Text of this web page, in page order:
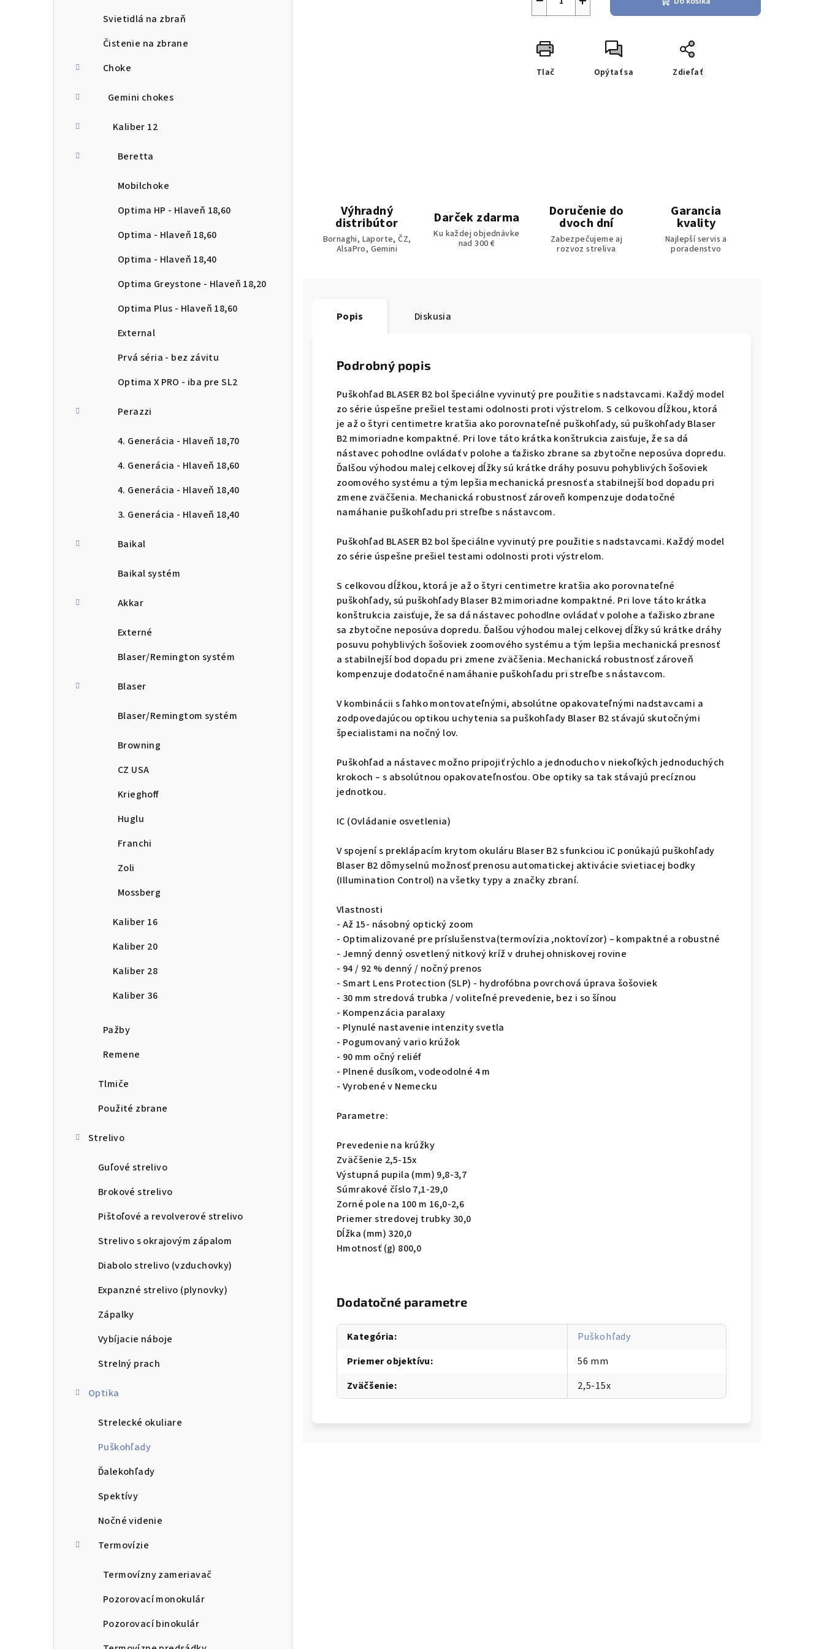
Svietidlá na zbraň
Čistenie na zbrane
Choke
Gemini chokes
Kaliber 12
Beretta
Mobilchoke
Optima HP - Hlaveň 18,60
Optima - Hlaveň 18,60
Optima - Hlaveň 18,40
Optima Greystone - Hlaveň 18,20
Optima Plus - Hlaveň 18,60
External
Prvá séria - bez závitu
Optima X PRO - iba pre SL2
Perazzi
4. Generácia - Hlaveň 18,70
4. Generácia - Hlaveň 18,60
4. Generácia - Hlaveň 18,40
3. Generácia - Hlaveň 18,40
Baikal
Baikal systém
Akkar
Externé
Blaser/Remington systém
Blaser
Blaser/Remingtom systém
Browning
CZ USA
Krieghoff
Huglu
Franchi
Zoli
Mossberg
Kaliber 16
Kaliber 20
Kaliber 28
Kaliber 36
Pažby
Remene
Tlmiče
Použité zbrane
Strelivo
Guľové strelivo
Brokové strelivo
Pištoľové a revolverové strelivo
Strelivo s okrajovým zápalom
Diabolo strelivo (vzduchovky)
Expanzné strelivo (plynovky)
Zápalky
Vybíjacie náboje
Strelný prach
Optika
Strelecké okuliare
Puškohľady
Ďalekohľady
Spektívy
Nočné videnie
Termovízie
Termovízny zameriavač
Pozorovací monokulár
Pozorovací binokulár
Tlač Opýtať sa Zdieľať
Výhradný
distribútor
Bornaghi, Laporte, ČZ,
AlsaPro, Gemini
Darček zdarma
Ku každej objednávke
nad 300 €
Doručenie do
dvoch dní
Zabezpečujeme aj
rozvoz streliva
Garancia
kvality
Najlepší servis a
poradenstvo
Popis Diskusia
Podrobný popis
Puškohľad BLASER B2 bol špeciálne vyvinutý pre použitie s nadstavcami. Každý model
zo série úspešne prešiel testami odolnosti proti výstrelom. S celkovou dĺžkou, ktorá
je až o štyri centimetre kratšia ako porovnateľné puškohľady, sú puškohľady Blaser
B2 mimoriadne kompaktné. Pri love táto krátka konštrukcia zaisťuje, že sa dá
nástavec pohodlne ovládať v polohe a ťažisko zbrane sa zbytočne neposúva dopredu.
Ďalšou výhodou malej celkovej dĺžky sú krátke dráhy posuvu pohyblivých šošoviek
zoomového systému a tým lepšia mechanická presnosť a stabilnejší bod dopadu pri
zmene zväčšenia. Mechanická robustnosť zároveň kompenzuje dodatočné
namáhanie puškohľadu pri streľbe s nástavcom.
Puškohľad BLASER B2 bol špeciálne vyvinutý pre použitie s nadstavcami. Každý model
zo série úspešne prešiel testami odolnosti proti výstrelom.
S celkovou dĺžkou, ktorá je až o štyri centimetre kratšia ako porovnateľné
puškohľady, sú puškohľady Blaser B2 mimoriadne kompaktné. Pri love táto krátka
konštrukcia zaisťuje, že sa dá nástavec pohodlne ovládať v polohe a ťažisko zbrane
sa zbytočne neposúva dopredu. Ďalšou výhodou malej celkovej dĺžky sú krátke dráhy
posuvu pohyblivých šošoviek zoomového systému a tým lepšia mechanická presnosť
a stabilnejší bod dopadu pri zmene zväčšenia. Mechanická robustnosť zároveň
kompenzuje dodatočné namáhanie puškohľadu pri streľbe s nástavcom.
V kombinácii s ľahko montovateľnými, absolútne opakovateľnými nadstavcami a
zodpovedajúcou optikou uchytenia sa puškohľady Blaser B2 stávajú skutočnými
špecialistami na nočný lov.
Puškohľad a nástavec možno pripojiť rýchlo a jednoducho v niekoľkých jednoduchých
krokoch – s absolútnou opakovateľnosťou. Obe optiky sa tak stávajú precíznou
jednotkou.
IC (Ovládanie osvetlenia)
V spojení s preklápacím krytom okuláru Blaser B2 s funkciou iC ponúkajú puškohľady
Blaser B2 dômyselnú možnosť prenosu automatickej aktivácie svietiacej bodky
(Illumination Control) na všetky typy a značky zbraní.
Vlastnosti
- Až 15- násobný optický zoom
- Optimalizované pre príslušenstva(termovízia ,noktovízor) – kompaktné a robustné
- Jemný denný osvetlený nitkový kríž v druhej ohniskovej rovine
- 94 / 92 % denný / nočný prenos
- Smart Lens Protection (SLP) - hydrofóbna povrchová úprava šošoviek
- 30 mm stredová trubka / voliteľné prevedenie, bez i so šínou
- Kompenzácia paralaxy
- Plynulé nastavenie intenzity svetla
- Pogumovaný vario krúžok
- 90 mm očný reliéf
- Plnené dusíkom, vodeodolné 4 m
- Vyrobené v Nemecku
Parametre:
Prevedenie na krúžky
Zväčšenie 2,5-15x
Výstupná pupila (mm) 9,8-3,7
Súmrakové číslo 7,1-29,0
Zorné pole na 100 m 16,0-2,6
Priemer stredovej trubky 30,0
Dĺžka (mm) 320,0
Hmotnosť (g) 800,0
Dodatočné parametre
Kategória:
Puškohľady
Priemer objektívu:
56 mm
Zväčšenie: 2,5-15x